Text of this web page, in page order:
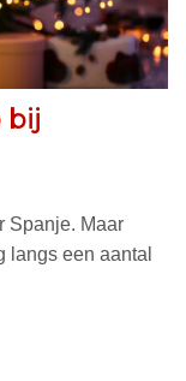
bij
Spanje. Maar
langs een aantal